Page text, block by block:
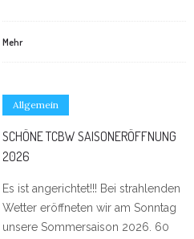
Mehr
Allgemein
SCHÖNE TCBW SAISONERÖFFNUNG
2026
Es ist angerichtet!!! Bei strahlenden
Wetter eröffneten wir am Sonntag
unsere Sommersaison 2026. 60